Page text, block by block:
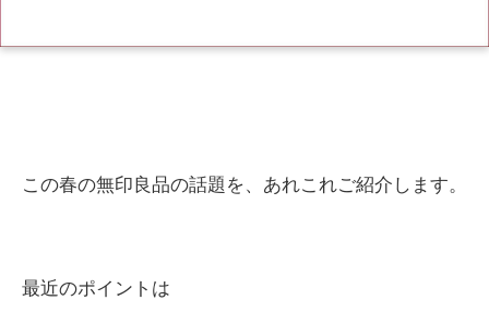
この春の無印良品の話題を、あれこれご紹介します。
最近のポイントは